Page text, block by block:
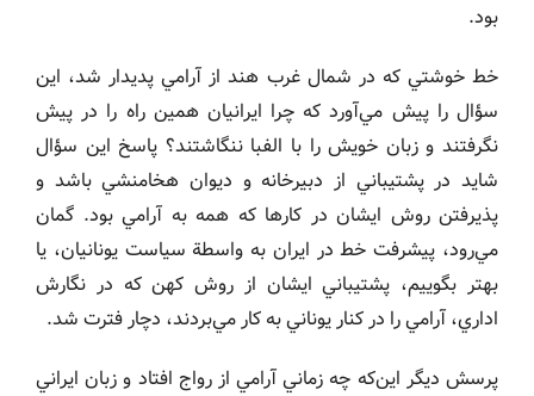
بود.
خط خوشتي كه در شمال غرب هند از آرامي پديدار شد، اين
سؤال را پيش مي‌آورد كه چرا ايرانيان همين راه را در پيش
نگرفتند و زبان خويش را با الفبا ننگاشتند؟ پاسخ اين سؤال
شايد در پشتيباني از دبيرخانه و ديوان هخامنشي باشد و
پذيرفتن روش ايشان در كارها كه همه به آرامي بود. گمان
مي‌رود، پيشرفت خط در ايران به واسطة سياست يونانيان، يا
بهتر بگوييم، پشتيباني ايشان از روش كهن كه در نگارش
اداري، آرامي را در كنار يوناني به كار مي‌بردند، دچار فترت شد.
پرسش ديگر اين‌كه چه زماني آرامي از رواج افتاد و زبان ايراني